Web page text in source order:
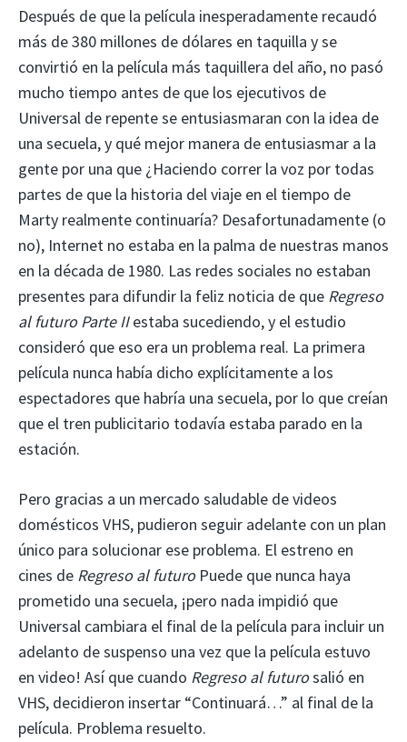
Después de que la película inesperadamente recaudó
más de 380 millones de dólares en taquilla y se
convirtió en la película más taquillera del año, no pasó
mucho tiempo antes de que los ejecutivos de
Universal de repente se entusiasmaran con la idea de
una secuela, y qué mejor manera de entusiasmar a la
gente por una que ¿Haciendo correr la voz por todas
partes de que la historia del viaje en el tiempo de
Marty realmente continuaría? Desafortunadamente (o
no), Internet no estaba en la palma de nuestras manos
en la década de 1980. Las redes sociales no estaban
presentes para difundir la feliz noticia de que Regreso
al futuro Parte IIestaba sucediendo, y el estudio
consideró que eso era un problema real. La primera
película nunca había dicho explícitamente a los
espectadores que habría una secuela, por lo que creían
que el tren publicitario todavía estaba parado en la
estación.
Pero gracias a un mercado saludable de videos
domésticos VHS, pudieron seguir adelante con un plan
único para solucionar ese problema. El estreno en
cines de Regreso al futuroPuede que nunca haya
prometido una secuela, ¡pero nada impidió que
Universal cambiara el final de la película para incluir un
adelanto de suspenso una vez que la película estuvo
en video! Así que cuando Regreso al futurosalió en
VHS, decidieron insertar “Continuará…” al final de la
película. Problema resuelto.